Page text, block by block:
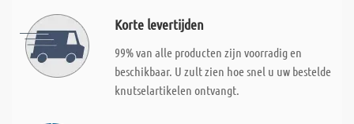
Korte levertijden
99% van alle producten zijn voorradig en
beschikbaar. U zult zien hoe snel u uw bestelde
knutselartikelen ontvangt.